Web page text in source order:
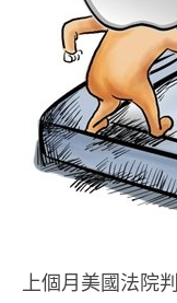
上個月美國法院